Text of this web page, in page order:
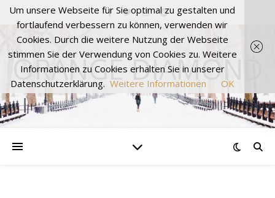
ORANGE DIAMOND
Um unsere Webseite für Sie optimal zu gestalten und
fortlaufend verbessern zu können, verwenden wir
Cookies. Durch die weitere Nutzung der Webseite
stimmen Sie der Verwendung von Cookies zu. Weitere
Informationen zu Cookies erhalten Sie in unserer
Datenschutzerklärung. Weitere Informationen OK